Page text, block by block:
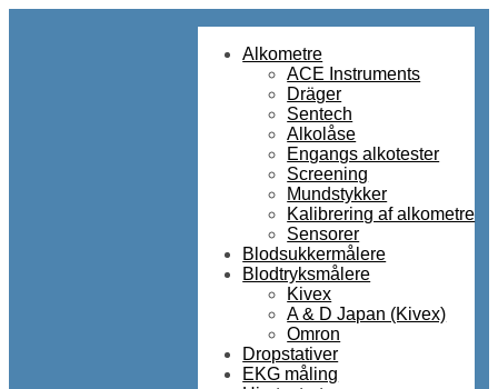
Alkometre
ACE Instruments
Dräger
Sentech
Alkolåse
Engangs alkotester
Screening
Mundstykker
Kalibrering af alkometre
Sensorer
Blodsukkermålere
Blodtryksmålere
Kivex
A & D Japan (Kivex)
Omron
Dropstativer
EKG måling